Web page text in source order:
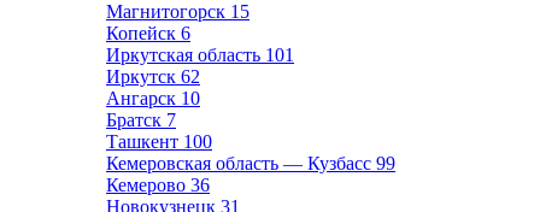
Магнитогорск 15
Копейск 6
Иркутская область 101
Иркутск 62
Ангарск 10
Братск 7
Ташкент 100
Кемеровская область — Кузбасс 99
Кемерово 36
Новокузнецк 31